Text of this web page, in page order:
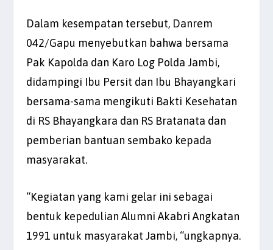
Dalam kesempatan tersebut, Danrem
042/Gapu menyebutkan bahwa bersama
Pak Kapolda dan Karo Log Polda Jambi,
didampingi Ibu Persit dan Ibu Bhayangkari
bersama-sama mengikuti Bakti Kesehatan
di RS Bhayangkara dan RS Bratanata dan
pemberian bantuan sembako kepada
masyarakat.
“Kegiatan yang kami gelar ini sebagai
bentuk kepedulian Alumni Akabri Angkatan
1991 untuk masyarakat Jambi, “ungkapnya.